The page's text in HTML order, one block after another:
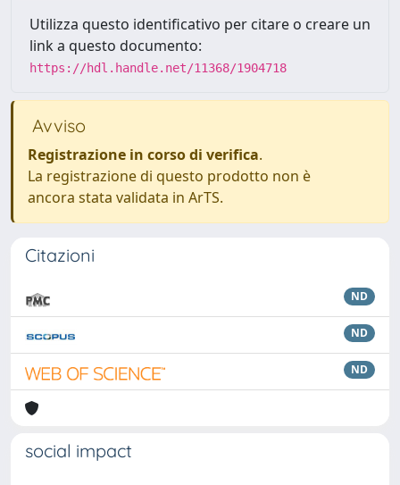
Utilizza questo identificativo per citare o creare un
link a questo documento:
https://hdl.handle.net/11368/1904718
Avviso
Registrazione in corso di verifica.
La registrazione di questo prodotto non è
ancora stata validata in ArTS.
Citazioni
ND
ND
ND
social impact